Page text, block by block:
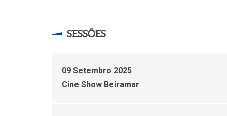
SESSÕES
09 Setembro 2025
Cine Show Beiramar